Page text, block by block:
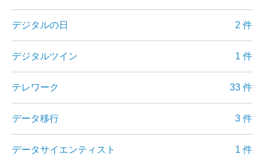
デジタルの日 2 件
デジタルツイン 1 件
テレワーク 33 件
データ移行 3 件
データサイエンティスト 1 件